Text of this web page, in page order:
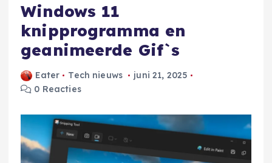
Windows 11
knipprogramma en
geanimeerde Gif`s
Eater Tech nieuws
juni 21, 2025
0 Reacties